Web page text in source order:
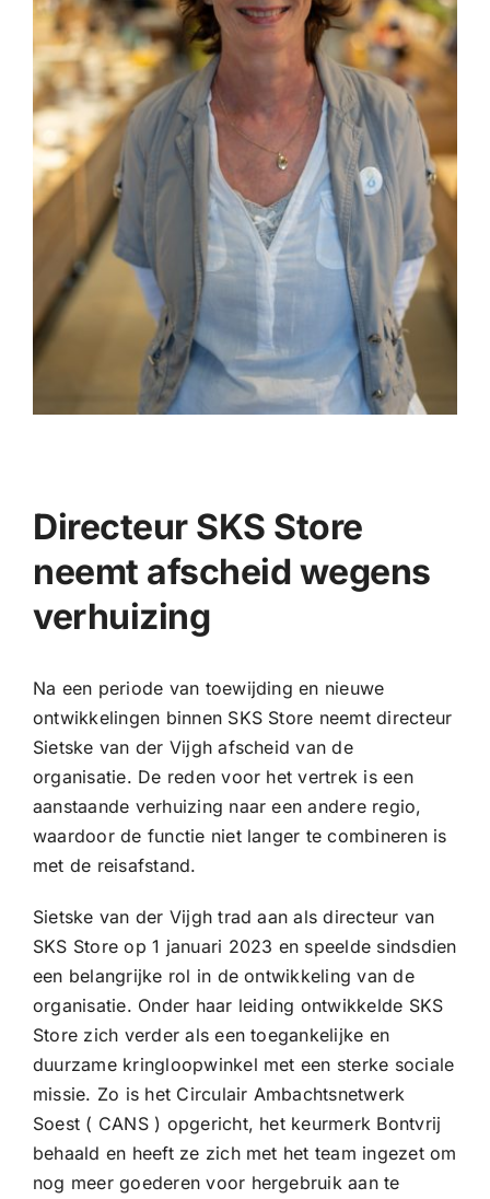
Directeur SKS Store
neemt afscheid wegens
verhuizing
Na een periode van toewijding en nieuwe
ontwikkelingen binnen SKS Store neemt directeur
Sietske van der Vijgh afscheid van de
organisatie. De reden voor het vertrek is een
aanstaande verhuizing naar een andere regio,
waardoor de functie niet langer te combineren is
met de reisafstand.
Sietske van der Vijgh trad aan als directeur van
SKS Store op 1 januari 2023 en speelde sindsdien
een belangrijke rol in de ontwikkeling van de
organisatie. Onder haar leiding ontwikkelde SKS
Store zich verder als een toegankelijke en
duurzame kringloopwinkel met een sterke sociale
missie. Zo is het Circulair Ambachtsnetwerk
Soest ( CANS ) opgericht, het keurmerk Bontvrij
behaald en heeft ze zich met het team ingezet om
nog meer goederen voor hergebruik aan te